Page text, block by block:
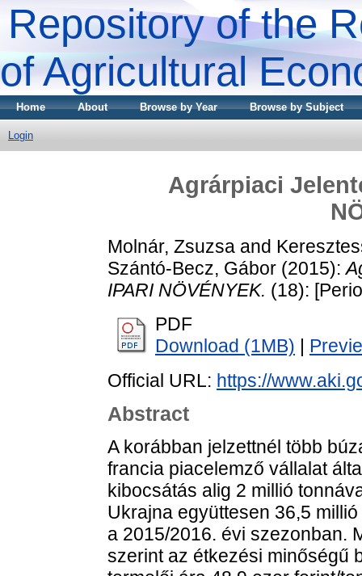
Repository of the
of Agricultural
Home About Browse by Year Browse by Subject
Login
Agrárpiaci
Molnár, Zsuzsa and
Szántó-Becz, Gábor (2015):
IPARI NÖVÉNYEK. (18):
PDF
Download (1MB)
Official URL: https://
Abstract
A korábban jelzettnél több
francia piacelemző vállalat
kibocsátás alig 2 millió
Ukrajna együttesen 36,5
a 2015/2016. évi szezonban.
szerint az étkezési minőségű